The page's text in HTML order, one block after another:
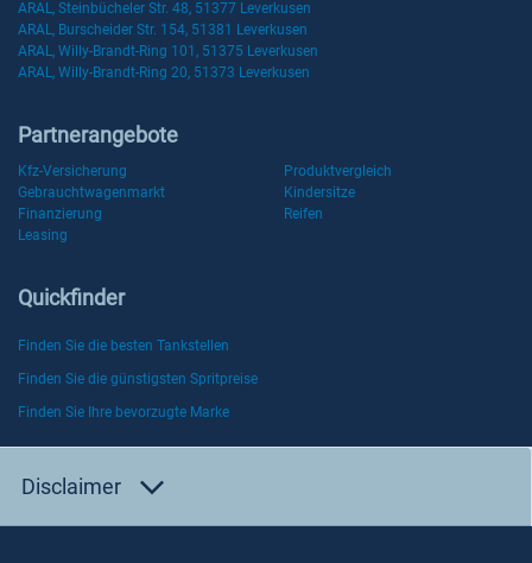
ARAL, Steinbücheler Str. 48, 51377 Leverkusen
ARAL, Burscheider Str. 154, 51381 Leverkusen
ARAL, Willy-Brandt-Ring 101, 51375 Leverkusen
ARAL, Willy-Brandt-Ring 20, 51373 Leverkusen
Partnerangebote
Kfz-Versicherung
Produktvergleich
Gebrauchtwagenmarkt
Kindersitze
Finanzierung
Reifen
Leasing
Quickfinder
Finden Sie die besten Tankstellen
Finden Sie die günstigsten Spritpreise
Finden Sie Ihre bevorzugte Marke
Disclaimer